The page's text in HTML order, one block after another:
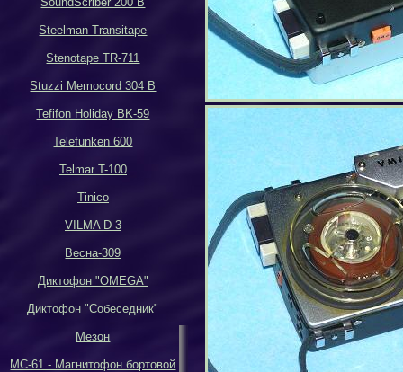
Steelman Transitape
Stenotape TR-711
Stuzzi Memocord 304 B
Tefifon Holiday BK-59
Telefunken 600
Telmar T-100
Tinico
VILMA D-3
Весна-309
Диктофон "OMEGA"
Диктофон"Собеседник"
Мезон
МС-61 - Магнитофон бортовой